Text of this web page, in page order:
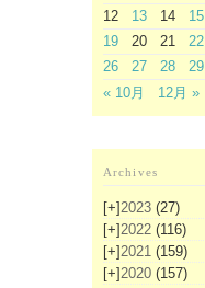
12
13 14 15
19
20 21 22
26
27 28 29
« 10月
12月 »
Archives
[+]2023 (27)
[+]2022 (116)
[+]2021 (159)
[+]2020 (157)